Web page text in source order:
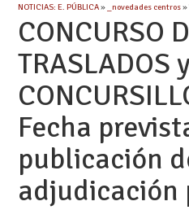
NOTICIAS: E. PÚBLICA» _novedades centros»
CONCURSO
TRASLADOS
Fecha
publicación
adjudicación